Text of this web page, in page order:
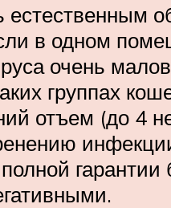
в одном
очень
группах
отъем (до 4